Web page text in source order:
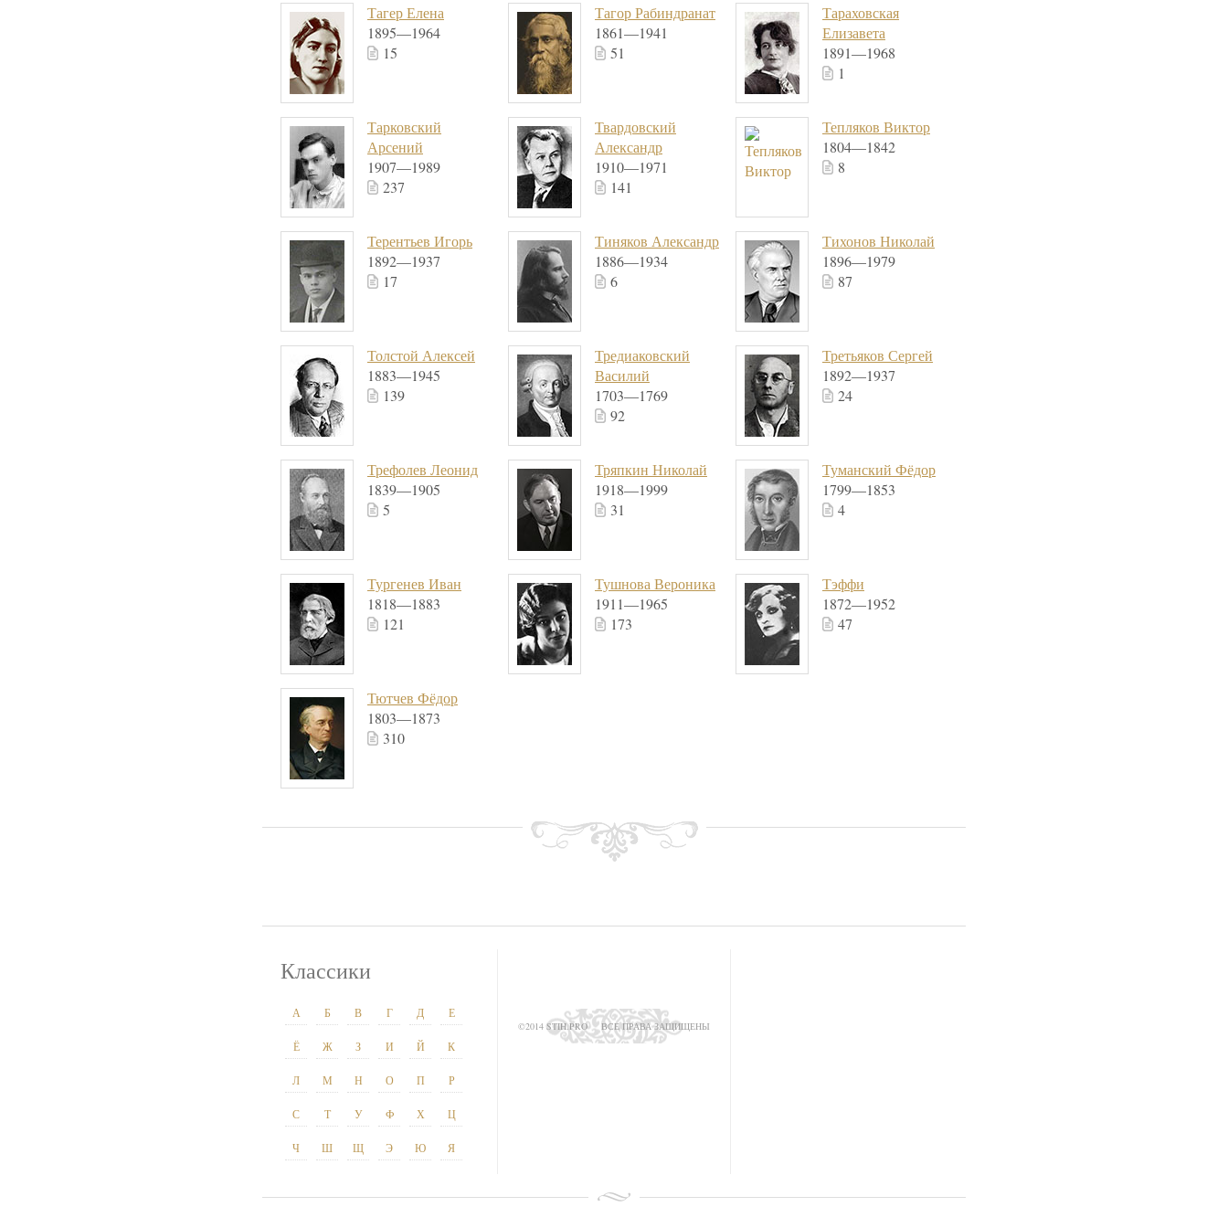
Тагер Елена
1895—1964
15
Тагор Рабиндранат
1861—1941
51
Тараховская
Елизавета
1891—1968
1
Тарковский
Арсений
1907—1989
237
Твардовский
Александр
1910—1971
141
Тепляков Виктор
1804—1842
8
Терентьев Игорь
1892—1937
17
Тиняков Александр
1886—1934
6
Тихонов Николай
1896—1979
87
Толстой Алексей
1883—1945
139
Тредиаковский
Василий
1703—1769
92
Третьяков Сергей
1892—1937
24
Трефолев Леонид
1839—1905
5
Тряпкин Николай
1918—1999
31
Туманский Фёдор
1799—1853
4
Тургенев Иван
1818—1883
121
Тушнова Вероника
1911—1965
173
Тэффи
1872—1952
47
Тютчев Фёдор
1803—1873
310
Классики
А Б В Г Д Е
Ё Ж З И Й К
Л М Н О П Р
С Т У Ф Х Ц
Ч Ш Щ Э Ю Я
©2014 STIH.PRO ВСЕ ПРАВА ЗАЩИЩЕНЫ